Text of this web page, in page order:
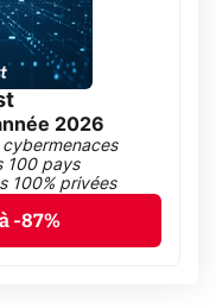
2026
100 pays
100% privées
-87%